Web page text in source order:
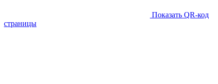
Показать QR-код
страницы